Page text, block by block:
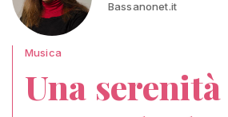
Bassanonet.it
Musica
Una serenità